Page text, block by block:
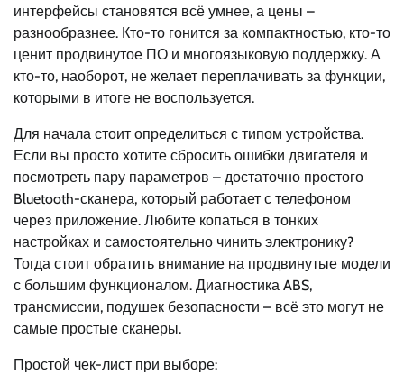
интерфейсы становятся всё умнее, а цены –
разнообразнее. Кто-то гонится за компактностью, кто-то
ценит продвинутое ПО и многоязыковую поддержку. А
кто-то, наоборот, не желает переплачивать за функции,
которыми в итоге не воспользуется.
Для начала стоит определиться с типом устройства.
Если вы просто хотите сбросить ошибки двигателя и
посмотреть пару параметров – достаточно простого
Bluetooth-сканера, который работает с телефоном
через приложение. Любите копаться в тонких
настройках и самостоятельно чинить электронику?
Тогда стоит обратить внимание на продвинутые модели
с большим функционалом. Диагностика ABS,
трансмиссии, подушек безопасности – всё это могут не
самые простые сканеры.
Простой чек-лист при выборе: